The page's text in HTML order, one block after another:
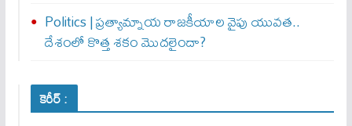
Politics | ప్రత్యామ్నాయ రాజకీయాల వైపు యువత..
దేశంలో కొత్త శకం మొదలైందా?
కెరీర్ :